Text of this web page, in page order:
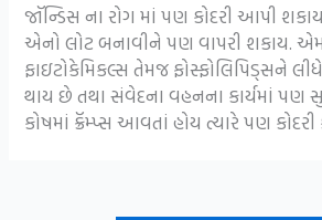
જૉન્ડિસ ના રોગ માં પણ કોદરી આપી
એનો લોટ બનાવીને પણ વાપરી શકાય.
ફાઇટોકેમિકલ્સ તેમજ ફોસ્ફોલિપિડ્સને
થાય છે તથા સંવેદના વહનના કાર્યમાં પણ
કોષમાં ક્રૅમ્પ્સ આવતાં હોય ત્યારે પણ